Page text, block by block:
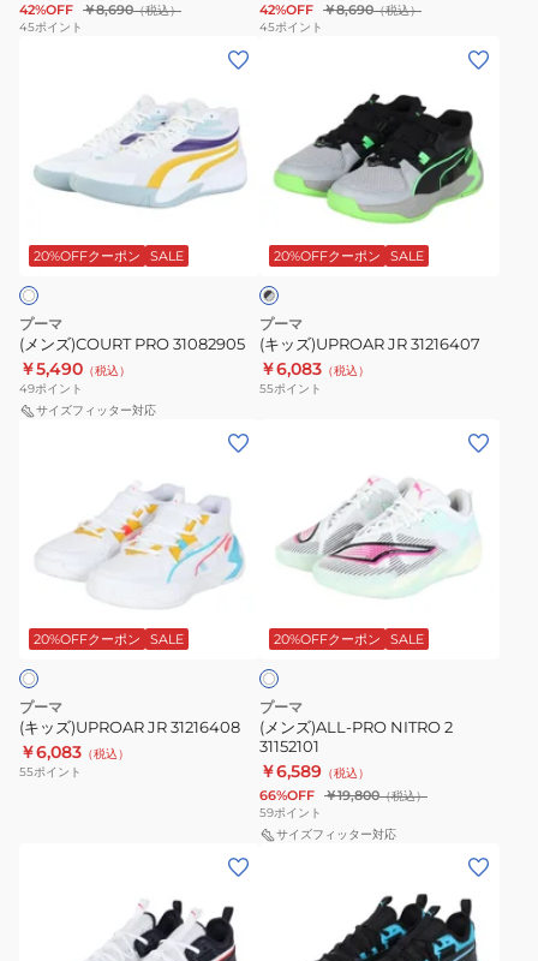
42%OFF ￥8,690（税込）
45ポイント
42%OFF ￥8,690（税込）
45ポイント
31082905
20%OFFクーポン SALE
プーマ
(メンズ)COURT PRO 31082905
￥5,490 （税込）
49ポイント
サイズフィッター対応
ズ)UPROAR
31216407
20%OFFクーポン SALE
ラ
ッ
レ
ー
プーマ
(キッズ)UPROAR JR 31216407
￥6,083 （税込）
55ポイント
ズ)UPROAR
31216408
20%OFFクーポン SALE
プーマ
(キッズ)UPROAR JR 31216408
￥6,083 （税込）
55ポイント
NITRO
20%OFFクーポン SALE
ホ
ワ
イ
プーマ
(メンズ)ALL-PRO NITRO 2
31152101
￥6,589 （税込）
66%OFF ￥19,800（税込）
59ポイント
サイズフィッター対応